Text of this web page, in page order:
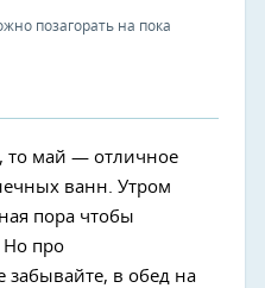
позагорать на пока
то май — отличное
ванн. Утром
пора чтобы
Но про
в обед на